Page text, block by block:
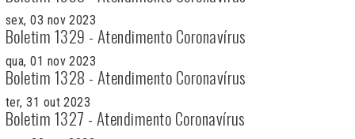
sex, 03 nov 2023
Boletim 1329 - Atendimento Coronavírus
qua, 01 nov 2023
Boletim 1328 - Atendimento Coronavírus
ter, 31 out 2023
Boletim 1327 - Atendimento Coronavírus